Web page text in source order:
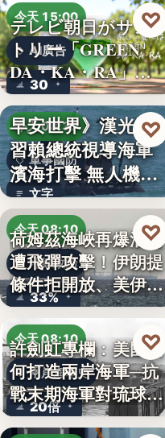
今天 15:00
AI廣告
30
テレビ朝日がサン
トリー「GREEN
DA・KA・RA」
と…
♡
今天 08:37
軍事國防
文字
早安世界》漢光演
習賴總統視導海軍
濱海打擊 無人機秀
攻擊力
♡
今天 08:10
地緣政治
33%
荷姆茲海峽再爆油輪
遭飛彈攻擊！伊朗提
條件拒開放、美伊談
判…
♡
今天 08:10
兩岸海軍史
20倍
許劍虹專欄：美國如
何打造兩岸海軍─抗
戰末期海軍對琉球的
覬…
♡